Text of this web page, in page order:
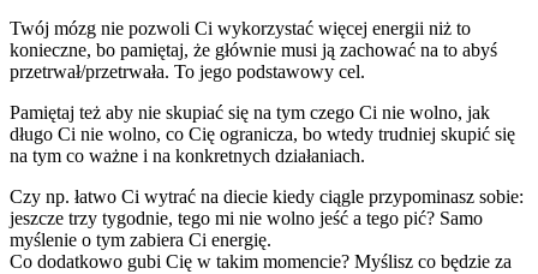
Twój mózg nie pozwoli Ci wykorzystać więcej energii niż to
konieczne, bo pamiętaj, że głównie musi ją zachować na to abyś
przetrwał/przetrwała. To jego podstawowy cel.
Pamiętaj też aby nie skupiać się na tym czego Ci nie wolno, jak
długo Ci nie wolno, co Cię ogranicza, bo wtedy trudniej skupić się
na tym co ważne i na konkretnych działaniach.
Czy np. łatwo Ci wytrać na diecie kiedy ciągle przypominasz sobie:
jeszcze trzy tygodnie, tego mi nie wolno jeść a tego pić? Samo
myślenie o tym zabiera Ci energię.
Co dodatkowo gubi Cię w takim momencie? Myślisz co będzie za